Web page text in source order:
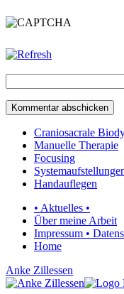
Craniosacrale
Manuelle Therapie
Focusing
Handauflegen
• Aktuelles •
Über meine Arbeit
Impressum •
Home
Anke Zillessen